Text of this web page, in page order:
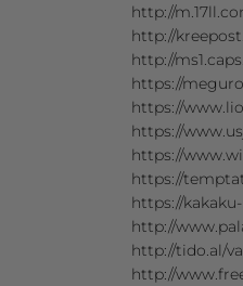
http://
http://
http://
https://
https://
https://
https://
https://
https://
http://
http://tido.al/
http://